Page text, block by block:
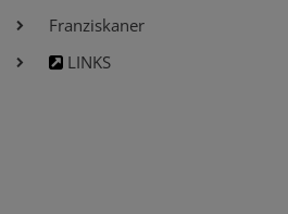
Franziskaner
LINKS